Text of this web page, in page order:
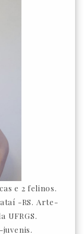
e 2 felinos.
-RS. Arte-
UFRGS.